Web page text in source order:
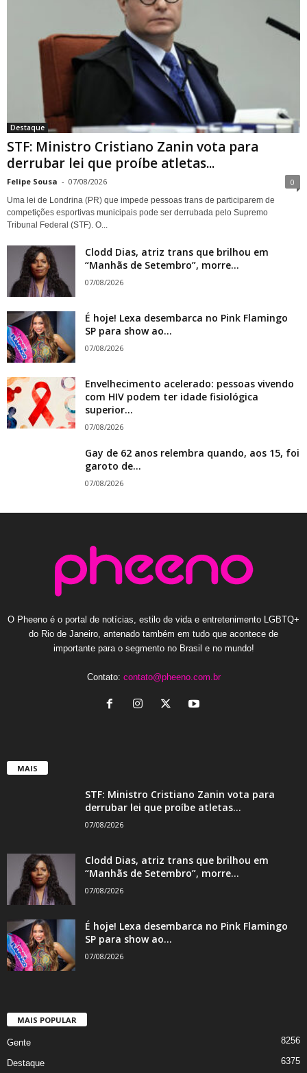
Destaque
STF: Ministro Cristiano Zanin vota para
derrubar lei que proíbe atletas...
Felipe Sousa - 07/08/2026 0
Uma lei de Londrina (PR) que impede pessoas trans de participarem de
competições esportivas municipais pode ser derrubada pelo Supremo
Tribunal Federal (STF). O...
Clodd Dias, atriz trans que brilhou em
“Manhãs de Setembro”, morre...
07/08/2026
É hoje! Lexa desembarca no Pink Flamingo
SP para show ao...
07/08/2026
Envelhecimento acelerado: pessoas vivendo
com HIV podem ter idade fisiológica
superior...
07/08/2026
Gay de 62 anos relembra quando, aos 15, foi
garoto de...
07/08/2026
O Pheeno é o portal de notícias, estilo de vida e entretenimento LGBTQ+
do Rio de Janeiro, antenado também em tudo que acontece de
importante para o segmento no Brasil e no mundo!
Contato: contato@pheeno.com.br
MAIS
STF: Ministro Cristiano Zanin vota para
derrubar lei que proíbe atletas...
07/08/2026
Clodd Dias, atriz trans que brilhou em
“Manhãs de Setembro”, morre...
07/08/2026
É hoje! Lexa desembarca no Pink Flamingo
SP para show ao...
07/08/2026
MAIS POPULAR
Gente 8256
Destaque 6375